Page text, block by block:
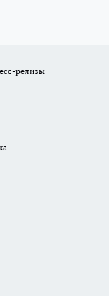
релизы